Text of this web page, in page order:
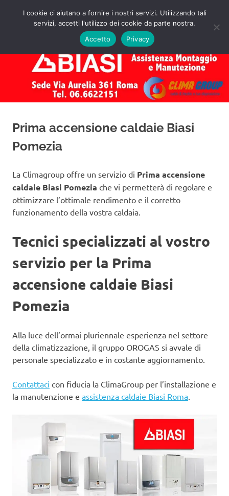
Assistenza
Caldaie
Biasi
Roma
Preventivo!
MENU
Prima accensione caldaie Biasi
Pomezia
La Climagroup offre un servizio di Prima accensione
caldaie Biasi Pomezia che vi permetterà di regolare e
ottimizzare l’ottimale rendimento e il corretto
funzionamento della vostra caldaia.
Tecnici specializzati al vostro
servizio per la Prima
accensione caldaie Biasi
Pomezia
Alla luce dell’ormai pluriennale esperienza nel settore
della climatizzazione, il gruppo OROGAS si avvale di
personale specializzato e in costante aggiornamento.
Contattaci con fiducia la ClimaGroup per l’installazione e
la manutenzione e assistenza caldaie Biasi Roma.
I cookie ci aiutano a fornire i nostri servizi. Utilizzando tali
servizi, accetti l'utilizzo dei cookie da parte nostra.
Accetto
Privacy